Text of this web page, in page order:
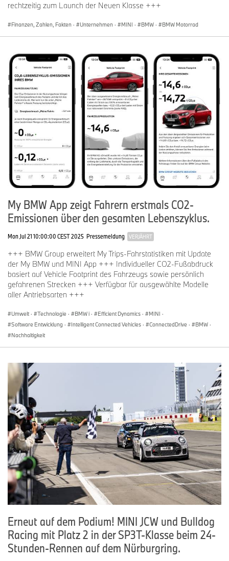
rechtzeitig zum Launch der Neuen Klasse +++
Finanzen, Zahlen, Fakten · Unternehmen · MINI · BMW · BMW Motorrad
My BMW App zeigt Fahrern erstmals CO2-
Emissionen über den gesamten Lebenszyklus.
Mon Jul 21 10:00:00 CEST 2025 Pressemeldung VERJÄHRT
+++ BMW Group erweitert My Trips-Fahrstatistiken mit Update
der My BMW und MINI App +++ Individueller CO2-Fußabdruck
basiert auf Vehicle Footprint des Fahrzeugs sowie persönlich
gefahrenen Strecken +++ Verfügbar für ausgewählte Modelle
aller Antriebsarten +++
Umwelt · Technologie · BMW i · Efficient Dynamics · MINI ·
Software Entwicklung · Intelligent Connected Vehicles · ConnectedDrive · BMW ·
Nachhaltigkeit
Erneut auf dem Podium! MINI JCW und Bulldog
Racing mit Platz 2 in der SP3T-Klasse beim 24-
Stunden-Rennen auf dem Nürburgring.